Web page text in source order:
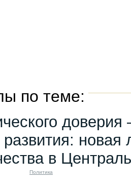
по теме:
развития: новая
в
Политика